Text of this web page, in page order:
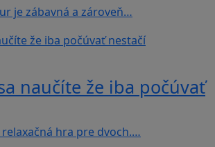
je zábavná a zároveň…
naučíte že iba počúvať
hra pre dvoch.…